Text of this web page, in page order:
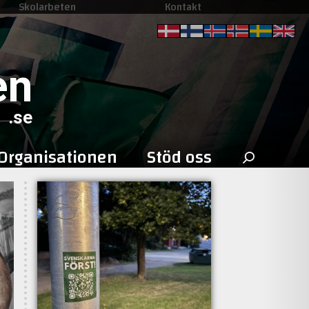
Skolarbeten Kontakt
.se
Stöd oss Sök
efter: